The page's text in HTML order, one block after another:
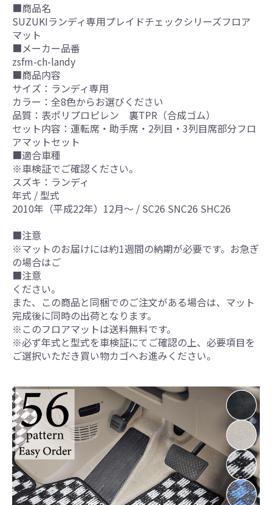
■商品名
SUZUKIランディ専用プレイドチェックシリーズフロア
マット
■メーカー品番
zsfm-ch-landy
■商品内容
サイズ：ランディ専用
カラー：全8色からお選びください
品質：表ポリプロピレン 裏TPR（合成ゴム）
セット内容：運転席・助手席・2列目・3列目席部分フロ
アマットセット
■適合車種
※車検証でご確認ください。
スズキ：ランディ
年式 / 型式
2010年（平成22年）12月～ / SC26 SNC26 SHC26
■注意
※マットのお届けには約1週間の納期が必要です。お急ぎ
の場合はご
■注意
ください。
また、この商品と同梱でのご注文がある場合は、マット
完成後に同時の出荷となります。
※このフロアマットは送料無料です。
※必ず年式と型式を車検証にてご確認の上、必要項目を
ご選択いただき買い物カゴへお進みください。